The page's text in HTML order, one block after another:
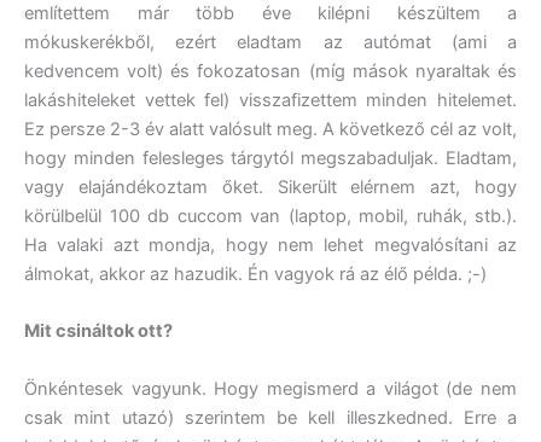
említettem már több éve kilépni készültem a
mókuskerékből, ezért eladtam az autómat (ami a
kedvencem volt) és fokozatosan (míg mások nyaraltak és
lakáshiteleket vettek fel) visszafizettem minden hitelemet.
Ez persze 2-3 év alatt valósult meg. A következő cél az volt,
hogy minden felesleges tárgytól megszabaduljak. Eladtam,
vagy elajándékoztam őket. Sikerült elérnem azt, hogy
körülbelül 100 db cuccom van (laptop, mobil, ruhák, stb.).
Ha valaki azt mondja, hogy nem lehet megvalósítani az
álmokat, akkor az hazudik. Én vagyok rá az élő példa. ;-)
Mit csináltok ott?
Önkéntesek vagyunk. Hogy megismerd a világot (de nem
csak mint utazó) szerintem be kell illeszkedned. Erre a